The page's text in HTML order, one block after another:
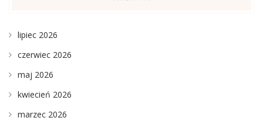
lipiec 2026
czerwiec 2026
maj 2026
kwiecień 2026
marzec 2026